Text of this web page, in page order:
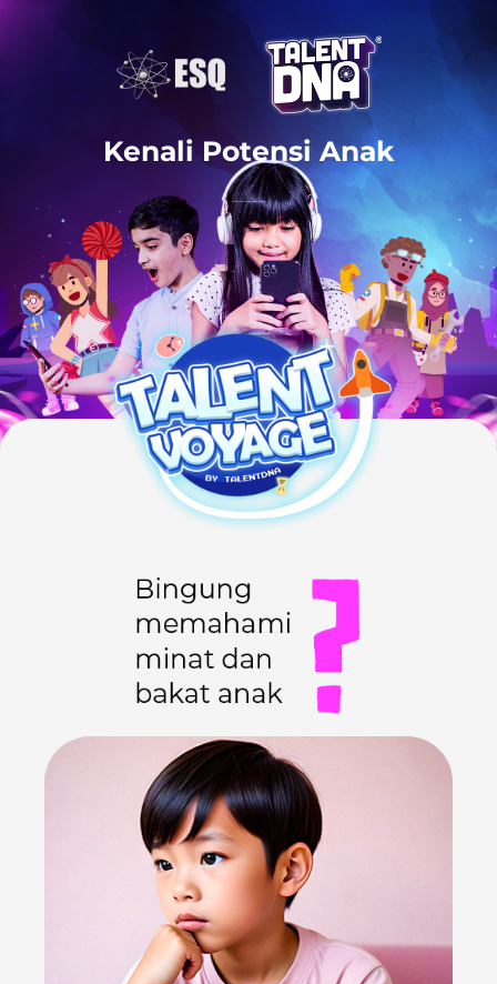
Kenali Potensi Anak
untuk Masa Depan yang Sukses!